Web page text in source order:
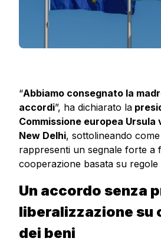
“Abbiamo consegnato la
accordi”, ha dichiarato la
Commissione europea Ursula
New Delhi, sottolineando come
rappresenti un segnale forte a
cooperazione basata su regole
Un accordo senza
liberalizzazione su
dei beni